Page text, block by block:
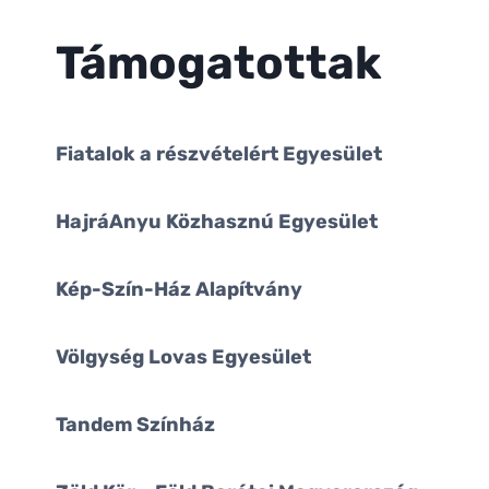
Támogatottak
Fiatalok a részvételért Egyesület
HajráAnyu Közhasznú Egyesület
Kép-Szín-Ház Alapítvány
Völgység Lovas Egyesület
Tandem Színház